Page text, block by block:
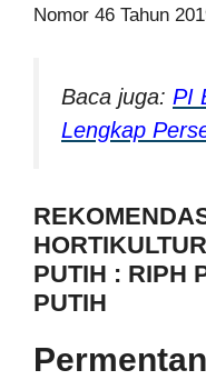
Nomor 46 Tahun
Baca juga: PI
Lengkap
PUTIH : RIPH
PUTIH